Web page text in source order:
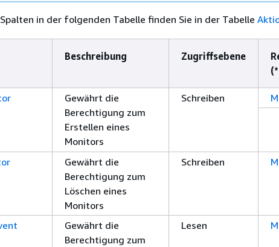
in der folgenden Tabelle finden Sie in der Tabelle
Beschreibung Zugriffsebene
Gewährt die
Berechtigung zum
Erstellen eines
Monitors
Schreiben
Gewährt die
Berechtigung zum
Löschen eines
Monitors
Schreiben
Gewährt die
Berechtigung zum
Lesen